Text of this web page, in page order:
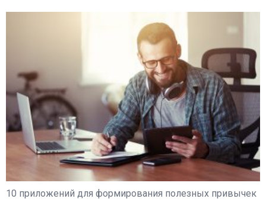
10 приложений для формирования полезных привычек